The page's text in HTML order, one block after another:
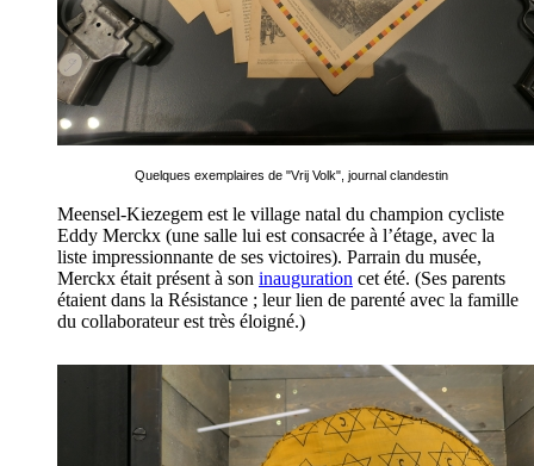
Quelques exemplaires de "Vrij Volk", journal clandestin
Meensel-Kiezegem est le village natal du champion cycliste
Eddy Merckx (une salle lui est consacrée à l’étage, avec la
liste impressionnante de ses victoires). Parrain du musée,
Merckx était présent à son inauguration cet été. (Ses parents
étaient dans la Résistance ; leur lien de parenté avec la famille
du collaborateur est très éloigné.)